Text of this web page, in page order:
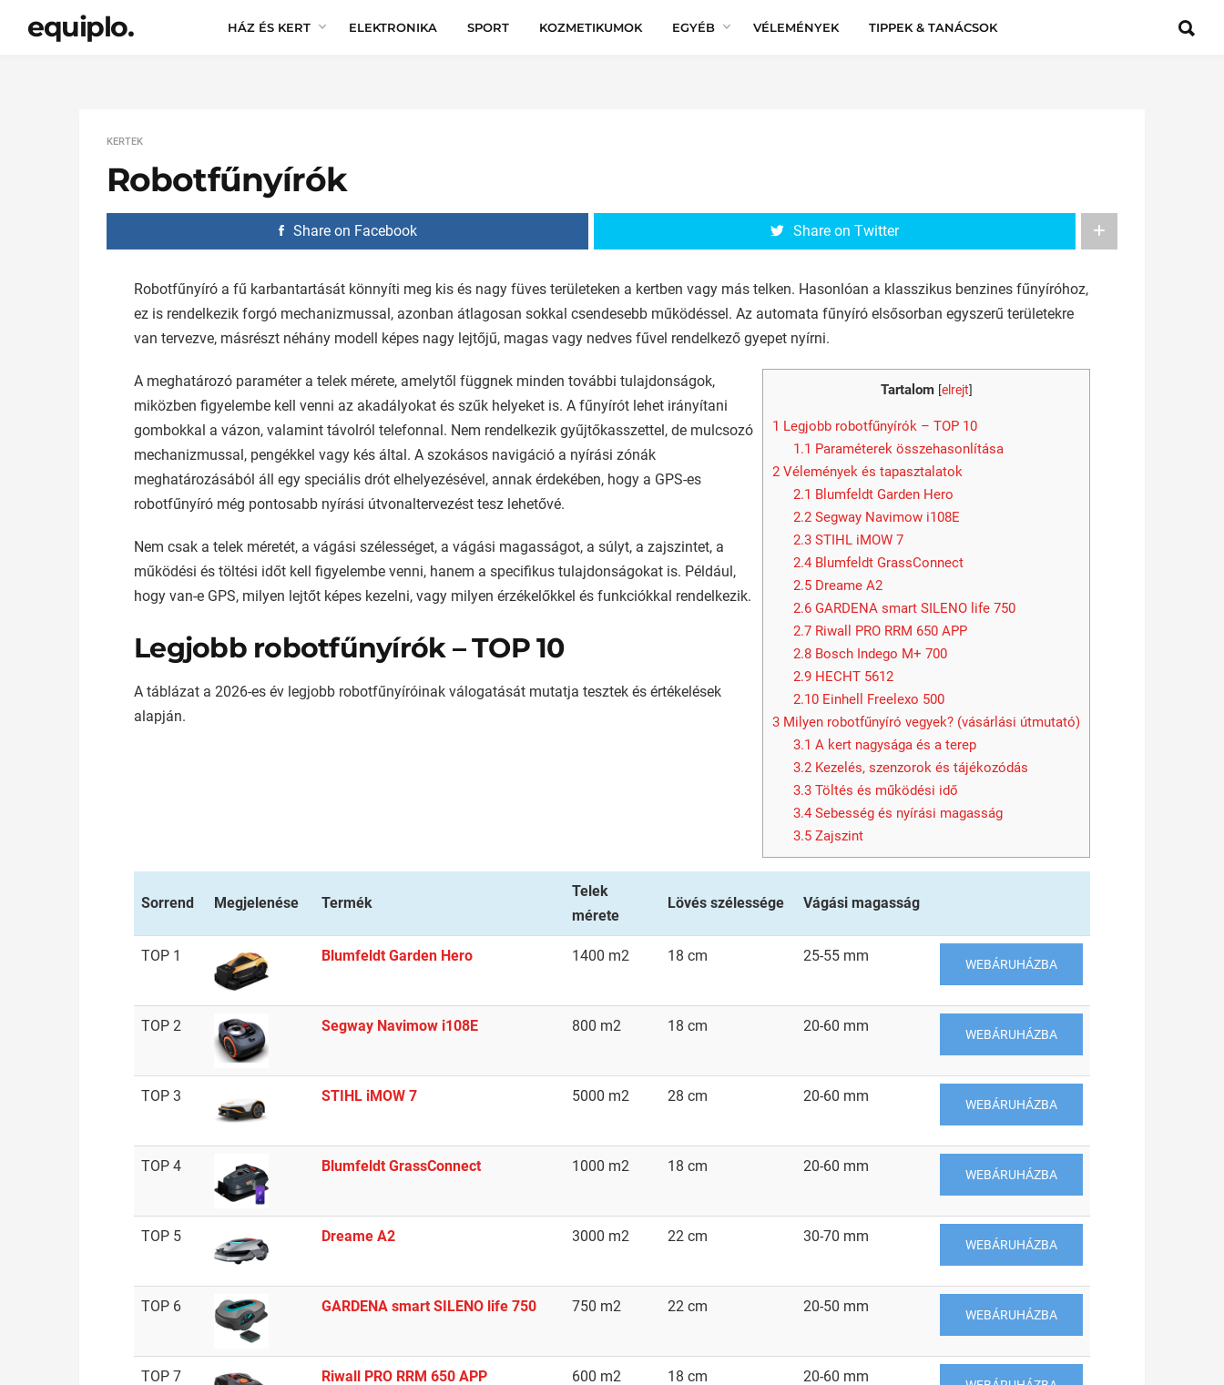
equiplo. HÁZ ÉS KERT ELEKTRONIKA SPORT KOZMETIKUMOK EGYÉB VÉLEMÉNYEK TIPPEK & TANÁCSOK
KERTEK
Robotfűnyírók
Share on Facebook Share on Twitter
Robotfűnyíró a fű karbantartását könnyíti meg kis és nagy füves területeken a kertben vagy más telken. Hasonlóan a klasszikus benzines fűnyíróhoz,
ez is rendelkezik forgó mechanizmussal, azonban átlagosan sokkal csendesebb működéssel. Az automata fűnyíró elsősorban egyszerű területekre
van tervezve, másrészt néhány modell képes nagy lejtőjű, magas vagy nedves fűvel rendelkező gyepet nyírni.
Tartalom [elrejt]
1 Legjobb robotfűnyírók – TOP 10
1.1 Paraméterek összehasonlítása
2 Vélemények és tapasztalatok
2.1 Blumfeldt Garden Hero
2.2Segway Navimow i108E
2.3STIHL iMOW 7
2.4Blumfeldt GrassConnect
2.5Dreame A2
2.6GARDENA smart SILENO life 750
2.7Riwall PRO RRM 650 APP
2.8Bosch Indego M+ 700
2.9HECHT 5612
2.10Einhell Freelexo 500
3 Milyen robotfűnyíró vegyek? (vásárlási útmutató)
3.1 A kert nagysága és a terep
3.2Kezelés, szenzorok és tájékozódás
3.3Töltés és működési idő
3.4Sebesség és nyírási magasság
3.5Zajszint
A meghatározó paraméter a telek mérete, amelytől függnek minden további tulajdonságok,
miközben figyelembe kell venni az akadályokat és szűk helyeket is. A fűnyírót lehet irányítani
gombokkal a vázon, valamint távolról telefonnal. Nem rendelkezik gyűjtőkasszettel, de mulcsozó
mechanizmussal, pengékkel vagy kés által. A szokásos navigáció a nyírási zónák
meghatározásából áll egy speciális drót elhelyezésével, annak érdekében, hogy a GPS-es
robotfűnyíró még pontosabb nyírási útvonaltervezést tesz lehetővé.
Nem csak a telek méretét, a vágási szélességet, a vágási magasságot, a súlyt, a zajszintet, a
működési és töltési időt kell figyelembe venni, hanem a specifikus tulajdonságokat is. Például,
hogy van-e GPS, milyen lejtőt képes kezelni, vagy milyen érzékelőkkel és funkciókkal rendelkezik.
Legjobb robotfűnyírók – TOP 10
A táblázat a 2026-es év legjobb robotfűnyíróinak válogatását mutatja tesztek és értékelések
alapján.
Sorrend Megjelenése Termék
Telek
mérete
Lövés szélessége Vágási magasság
TOP 1 Blumfeldt Garden Hero 1400 m2 18 cm 25-55 mm WEBÁRUHÁZBA
TOP 2 Segway Navimow i108E 800 m2 18 cm 20-60 mm WEBÁRUHÁZBA
TOP 3 STIHL iMOW 7 5000 m2 28 cm 20-60 mm WEBÁRUHÁZBA
TOP 4 Blumfeldt GrassConnect 1000 m2 18 cm 20-60 mm WEBÁRUHÁZBA
TOP 5 Dreame A2 3000 m2 22 cm 30-70 mm WEBÁRUHÁZBA
TOP 6 GARDENA smart SILENO life 750 750 m2 22 cm 20-50 mm WEBÁRUHÁZBA
TOP 7 Riwall PRO RRM 650 APP 600 m2 18 cm 20-60 mm